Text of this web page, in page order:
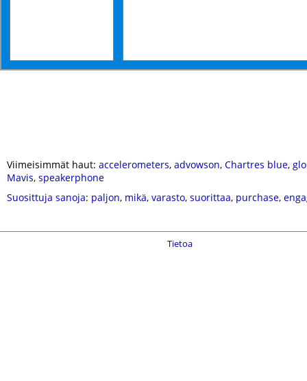
Viimeisimmät haut: accelerometers, advowson, Chartres blue,
Mavis, speakerphone
Suosittuja sanoja: paljon, mikä, varasto, suorittaa, purchase,
Tietoa